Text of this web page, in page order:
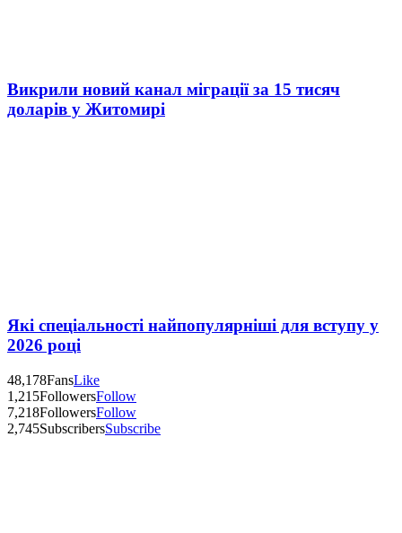
Викрили новий канал міграції за 15 тисяч
доларів у Житомирі
Які спеціальності найпопулярніші для вступу у
2026 році
48,178FansLike
1,215FollowersFollow
7,218FollowersFollow
2,745SubscribersSubscribe